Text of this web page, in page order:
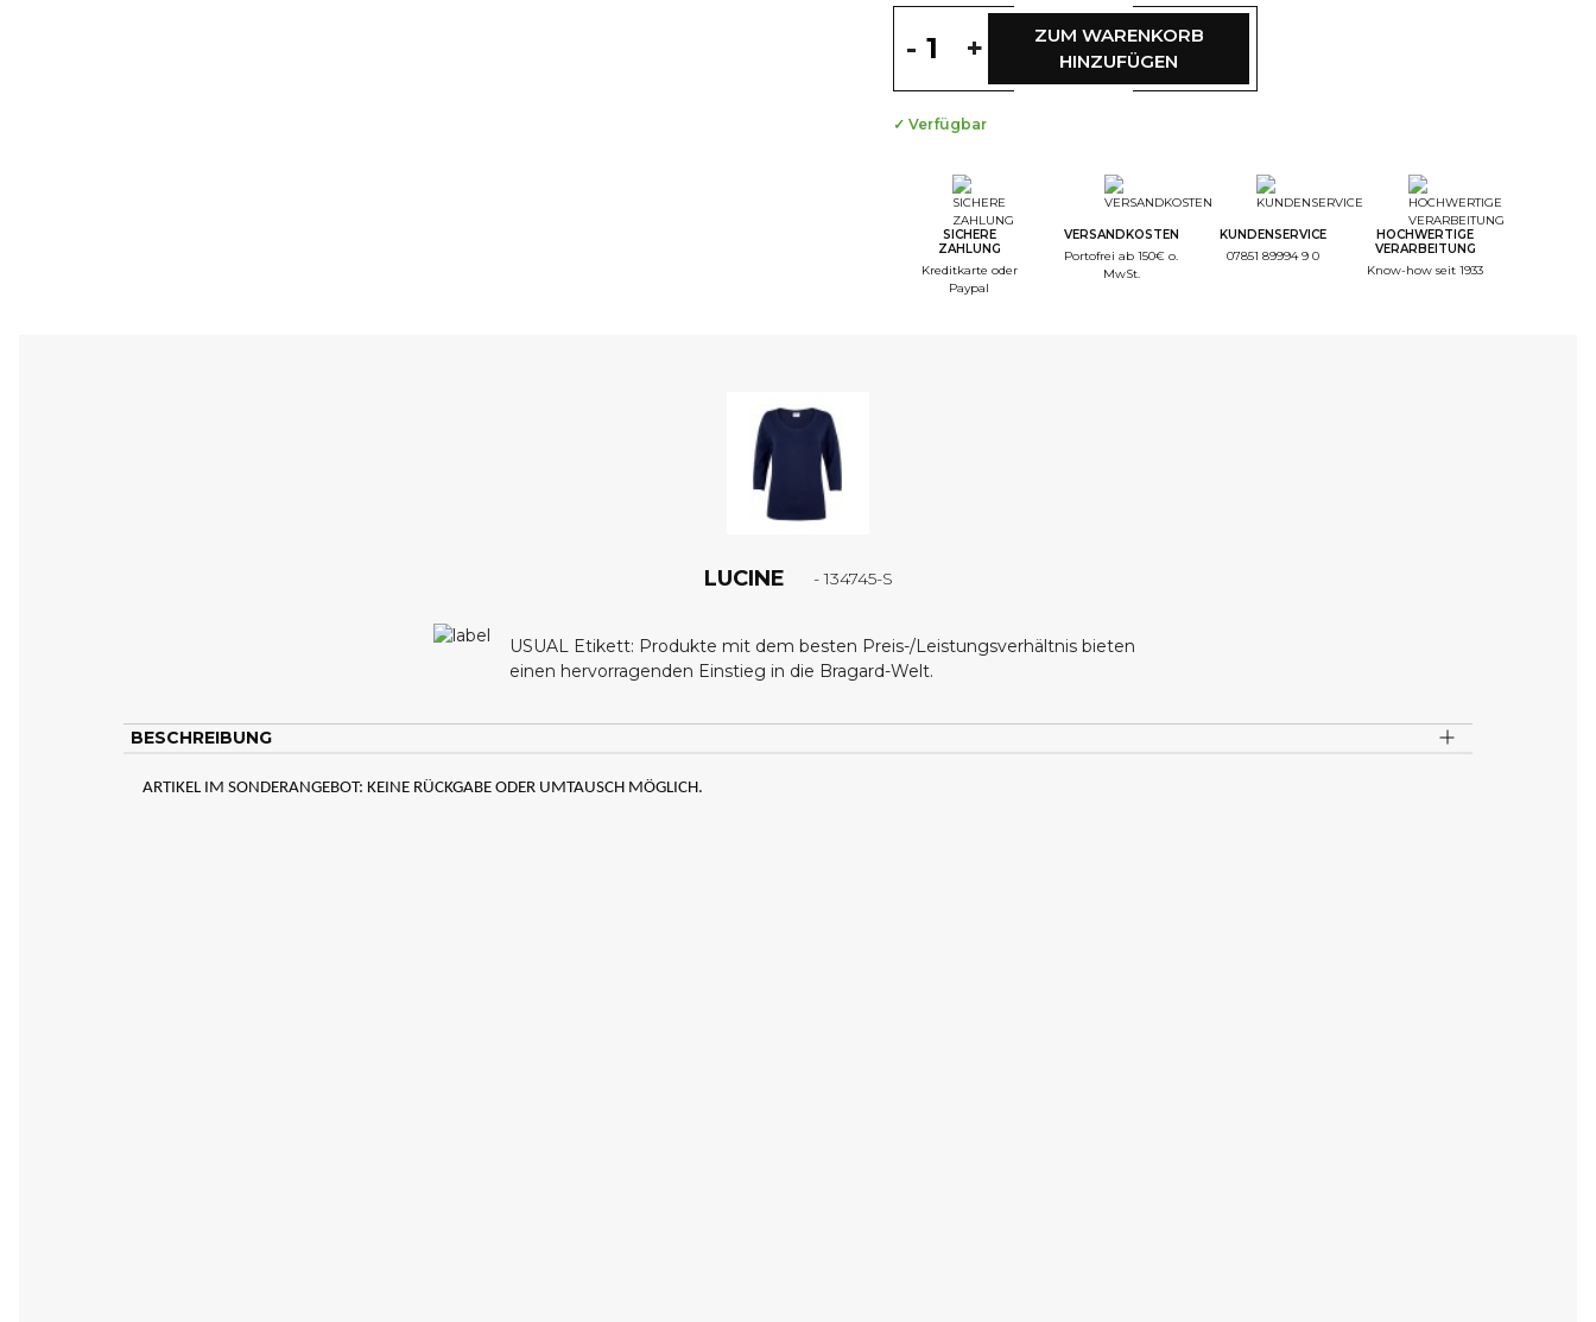
- +
ZUM WARENKORB
HINZUFÜGEN
✓ Verfügbar
SICHERE
ZAHLUNG
Kreditkarte oder
Paypal
VERSANDKOSTEN
Portofrei ab 150€ o.
MwSt.
KUNDENSERVICE
07851 89994 9 0
HOCHWERTIGE
VERARBEITUNG
Know-how seit 1933
LUCINE - 134745-S
USUAL Etikett: Produkte mit dem besten Preis-/Leistungsverhältnis bieten
einen hervorragenden Einstieg in die Bragard-Welt.
BESCHREIBUNG
ARTIKEL IM SONDERANGEBOT: KEINE RÜCKGABE ODER UMTAUSCH MÖGLICH.